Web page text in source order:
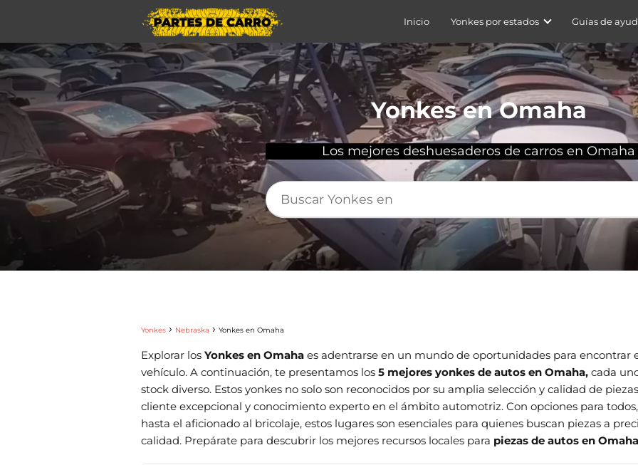
Inicio Yonkes por estados Guías de
Yonkes en Omaha
Los mejores deshuesaderos de carros en Omaha
Yonkes Nebraska Yonkes en Omaha
Explorar los Yonkes en Omaha es adentrarse en un mundo de oportunidades para encontrar
vehículo. A continuación, te presentamos los 5 mejores yonkes de autos en Omaha, cada
stock diverso. Estos yonkes no solo son reconocidos por su amplia selección y calidad de
cliente excepcional y conocimiento experto en el ámbito automotriz. Con opciones para
hasta el aficionado al bricolaje, estos lugares son esenciales para quienes buscan piezas a
calidad. Prepárate para descubrir los mejores recursos locales para piezas de autos en Omaha